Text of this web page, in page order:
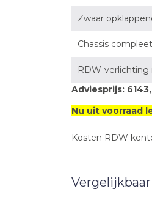
Zwaar
Chassis
RDW-verlichting
Adviesprijs:
Nu uit voorraad
Kosten RDW